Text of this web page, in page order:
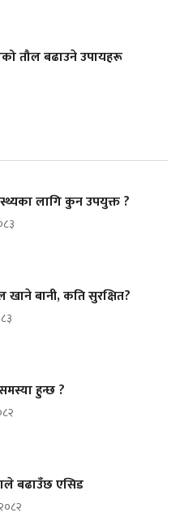
तौल बढाउने उपायहरू
लागि कुन उपयुक्त ?
बानी, कति सुरक्षित?
हुन्छ ?
बढाउँछ एसिड